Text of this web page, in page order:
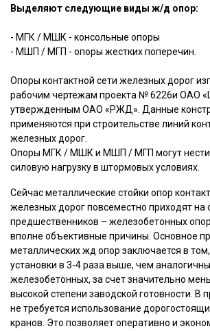
Выделяют следующие виды ж/д опор:
- МГК / МШК - консольные опоры
- МШП / МГП - опоры жестких поперечин.
Опоры контактной сети железных дорог
рабочим чертежам проекта № 6226и ОАО
утвержденным ОАО «РЖД». Данные
применяются при строительстве линий
железных дорог.
Опоры МГК / МШК и МШП / МГП могут нести
силовую нагрузку в штормовых условиях.
Сейчас металлические стойки опор
железных дорог повсеместно приходят на
предшественников – железобетонных
вполне объективные причины. Основное
металлических жд опор заключается в том,
установки в 3-4 раза выше, чем
железобетонных, за счет значительно
высокой степени заводской готовности. В
не требуется использование
кранов. Это позволяет оперативно и